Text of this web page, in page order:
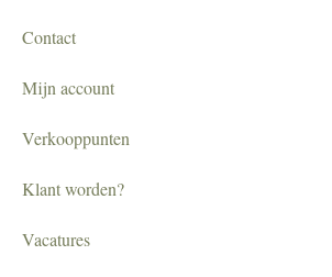
Contact
Mijn account
Verkooppunten
Klant worden?
Vacatures